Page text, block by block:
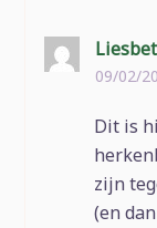
09/02/
Dit is
zijn
(en